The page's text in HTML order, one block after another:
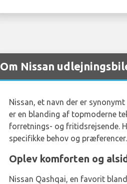
Om Nissan
Nissan, et navn der er
er en blanding af topmoderne
forretnings- og fritidsrejsende.
specifikke behov og præferencer.
Oplev komforten og
Nissan Qashqai, en favorit